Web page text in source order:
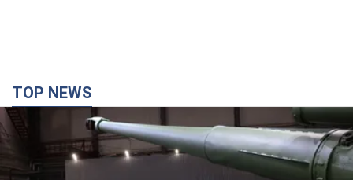
Думка, що в Росії закінчаться балістичні ракети, вкрай
небезпечна, наголосив експерт
7 годин тому 31,6 т.